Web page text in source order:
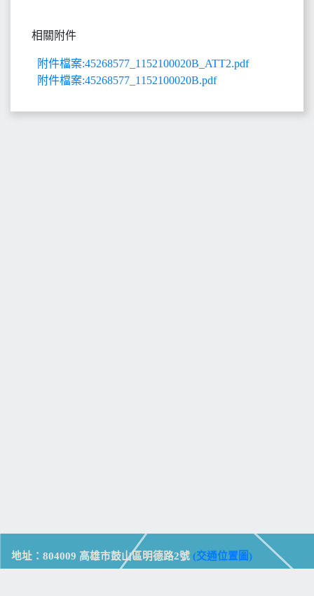
相關附件
附件檔案:45268577_1152100020B_ATT2.pdf
附件檔案:45268577_1152100020B.pdf
地址：804009 高雄市鼓山區明德路2號 (交通位置圖)